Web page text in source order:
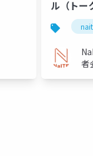
ル（トー
で楽しさ
からのエ
めに必
者